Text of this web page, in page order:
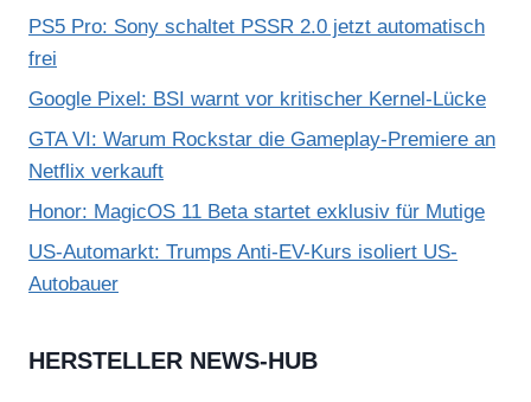
PS5 Pro: Sony schaltet PSSR 2.0 jetzt automatisch
frei
Google Pixel: BSI warnt vor kritischer Kernel-Lücke
GTA VI: Warum Rockstar die Gameplay-Premiere an
Netflix verkauft
Honor: MagicOS 11 Beta startet exklusiv für Mutige
US-Automarkt: Trumps Anti-EV-Kurs isoliert US-
Autobauer
HERSTELLER NEWS-HUB